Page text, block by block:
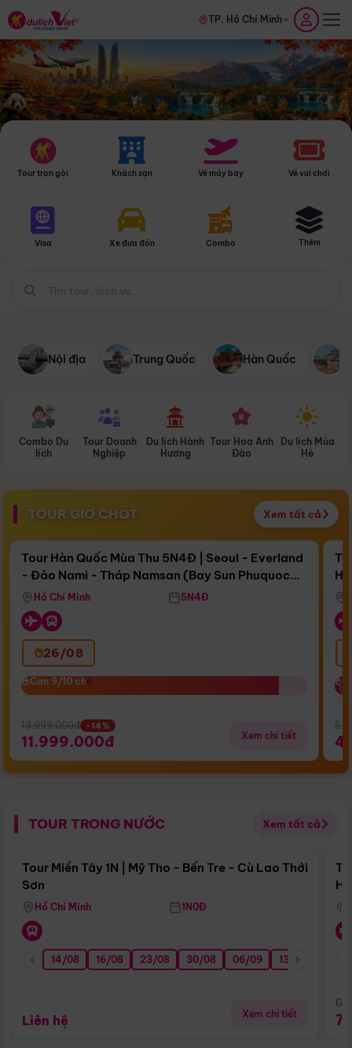
TP. Hồ Chí Minh
Tour trọn gói Khách sạn Vé máy bay Vé vui chơi
Visa Xe đưa đón Combo Thêm
Nội địa Trung Quốc Hàn Quốc
Combo Du
lịch
Tour Doanh
Nghiệp
Du lịch Hành
Hương
Tour Hoa Anh
Đào
Du lịch Mùa
Hè
TOUR GIỜ CHÓT Xem tất cả
Còn17 ngày 08:40:47
Bay Sun Phuquoc Airways
Điểm nổi bật
Tour Hàn Quốc Mùa Thu 5N4Đ | Seoul - Everland
- Đảo Nami - Tháp Namsan (Bay Sun Phuquoc
Airways)
Hồ Chí Minh 5N4Đ
26/08
Còn 9/10 chỗ
Còn 9/10 chỗ
13.999.000đ -14%
11.999.000đ Xem chi tiết
TOUR TRONG NƯỚC Xem tất cả
Điểm nổi bật
Tour Miền Tây 1N | Mỹ Tho - Bến Tre - Cù Lao Thới
Sơn
Hồ Chí Minh 1N0Đ
14/08 16/08 23/08 30/08 06/09 13/09
Liên hệ Xem chi tiết